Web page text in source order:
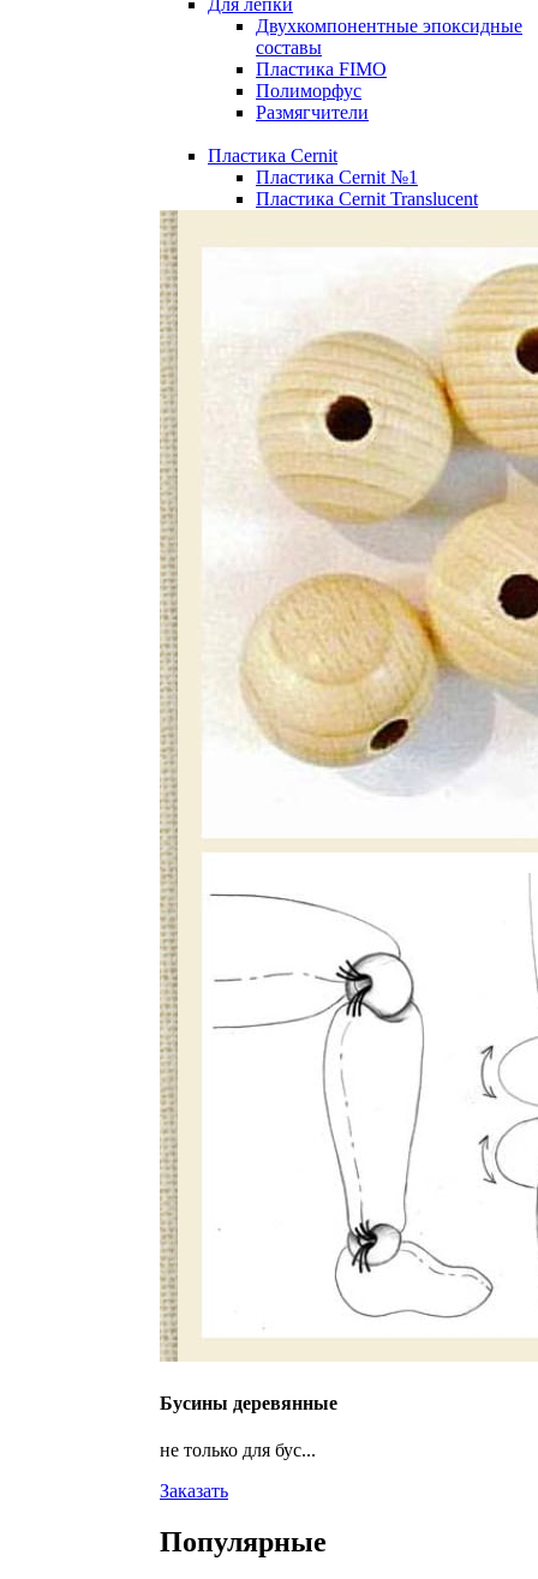
Для лепки
Двухкомпонентные эпоксидные
составы
Пластика FIMO
Полиморфус
Размягчители
Пластика Cernit
Пластика Cernit №1
Пластика Cernit Translucent
Бусины деревянные
не только для бус...
Заказать
Популярные